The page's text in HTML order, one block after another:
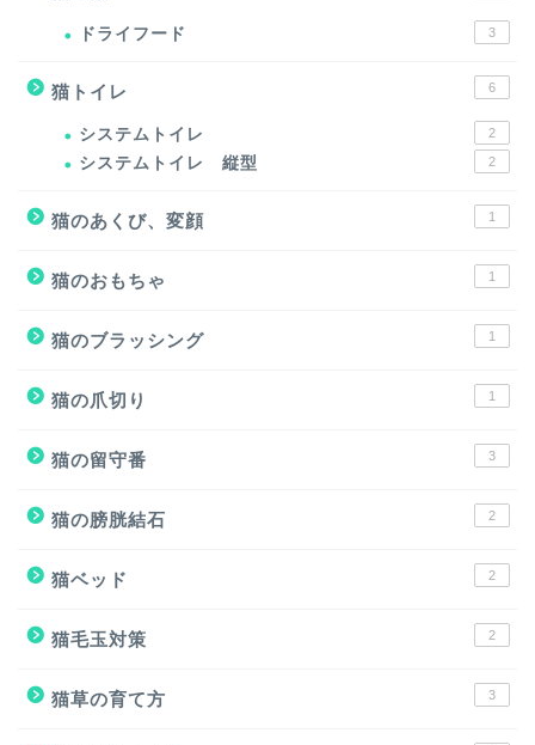
ドライフード 3
猫トイレ 6
システムトイレ 2
システムトイレ 縦型 2
猫のあくび、変顔 1
猫のおもちゃ 1
猫のブラッシング 1
猫の爪切り 1
猫の留守番 3
猫の膀胱結石 2
猫ベッド 2
猫毛玉対策 2
猫草の育て方 3